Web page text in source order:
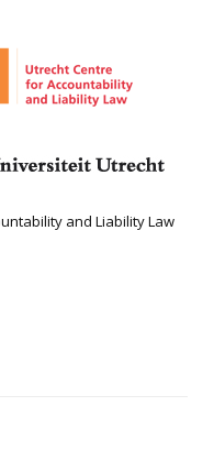
and Liability Law
naar de inhoud